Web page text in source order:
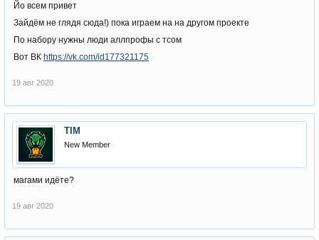
Йо всем привет
Зайдём не глядя сюда!) пока играем на на другом проекте
По набору нужны люди аллпрофы с тсом
Вот ВК https://vk.com/id177321175
19 авг 2020
TIM
New Member
магами идёте?
19 авг 2020